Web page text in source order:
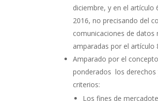
diciembre, y en el artículo
2016, no precisando del
comunicaciones de datos
amparadas por el artículo
Amparado por el
ponderados los derechos
criterios:
Los fines de